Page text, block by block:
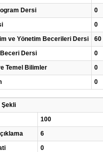
Dersi
0
0
ve Yönetim Becerileri Dersi
60
Dersi
0
Temel Bilimler
0
0
Şekli
100
6
0